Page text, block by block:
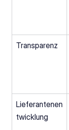
Transparenz
Lieferantenen
twicklung